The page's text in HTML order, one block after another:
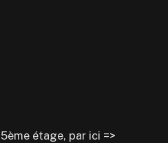
5ème étage, par ici =>